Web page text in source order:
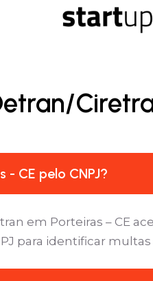
CE pelo CNPJ?
em Porteiras – CE
para identificar